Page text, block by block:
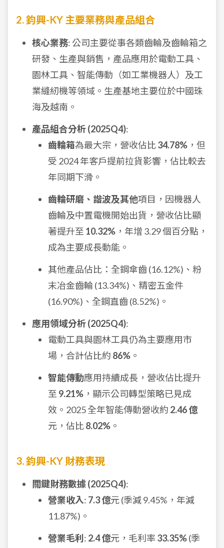
2. 鈞興-KY 主要業務與產品組合
核心業務: 公司主要從事各類齒輪及齒輪箱之
研發、生產與銷售，產品應用於電動工具、
園林工具、智能傳動（如工業機器人）及工
業縫紉機等領域。生產基地主要位於中國珠
海及越南。
產品組合分析 (2025Q4):
齒輪箱為最大宗，營收佔比34.78% ，但
受 2024 年客戶提前拉貨影響，佔比較去
年同期下滑。
齒輪研磨、諧波及其他項目，因機器人
齒輪及中置電機開始出貨，營收佔比顯
著提升至 10.32% ，年增 3.29 個百分點，
成為主要成長動能。
其他產品佔比：全鋼傘齒 (16.12%)、粉
末冶金齒輪 (13.34%)、精密五金件
(16.90%)、全鋼直齒 (8.52%)。
應用領域分析 (2025Q4):
電動工具與園林工具仍為主要應用市
場，合計佔比約 86% 。
智能傳動應用持續成長，營收佔比提升
至 9.21% ，顯示公司轉型策略已見成
效。2025 全年智能傳動營收約 2.46 億
元，佔比8.02% 。
3. 鈞興-KY 財務表現
關鍵財務數據 (2025Q4):
營業收入: 7.3 億元 (季減 9.45%，年減
11.87%)。
營業毛利 : 2.4 億元，毛利率 33.35%(季